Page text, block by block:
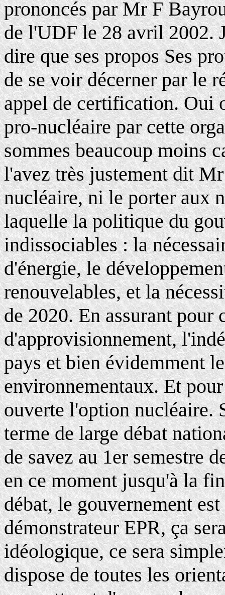
prononcés par Mr F
de l'UDF le 28 avril 2002.
dire que ses propos Ses
de se voir décerner par le
appel de certification. Oui
pro-nucléaire par cette
sommes beaucoup moins
l'avez très justement dit
nucléaire, ni le porter aux
laquelle la politique du
indissociables : la
d'énergie, le
renouvelables, et la
de 2020. En assurant pour
d'approvisionnement,
pays et bien évidemment
environnementaux. Et
ouverte l'option nucléaire.
terme de large débat
de savez au 1er semestre
en ce moment jusqu'à la
débat, le gouvernement
démonstrateur EPR, ça
idéologique, ce sera
dispose de toutes les